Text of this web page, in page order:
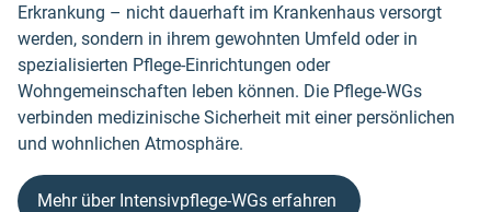
Erkrankung – nicht dauerhaft im Krankenhaus versorgt
werden, sondern in ihrem gewohnten Umfeld oder in
spezialisierten Pflege-Einrichtungen oder
Wohngemeinschaften leben können. Die Pflege-WGs
verbinden medizinische Sicherheit mit einer persönlichen
und wohnlichen Atmosphäre.
Mehr über Intensivpflege-WGs erfahren